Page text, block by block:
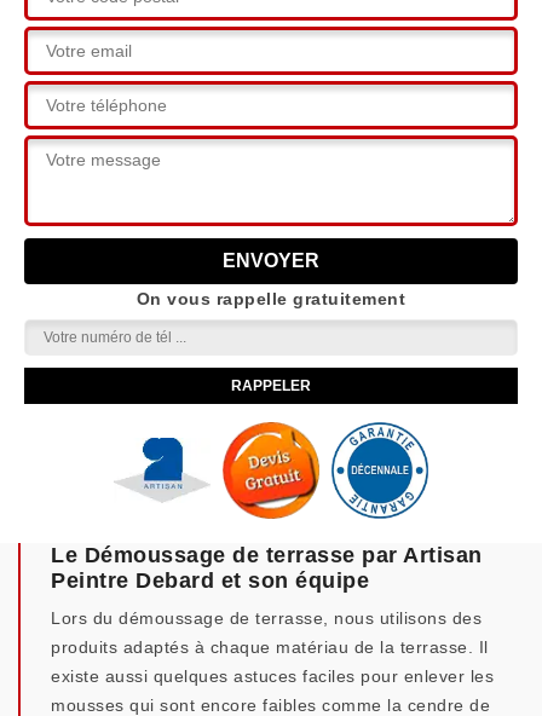
On vous rappelle gratuitement
Le Démoussage de terrasse par Artisan
Peintre Debard et son équipe
Lors du démoussage de terrasse, nous utilisons des
produits adaptés à chaque matériau de la terrasse. Il
existe aussi quelques astuces faciles pour enlever les
mousses qui sont encore faibles comme la cendre de